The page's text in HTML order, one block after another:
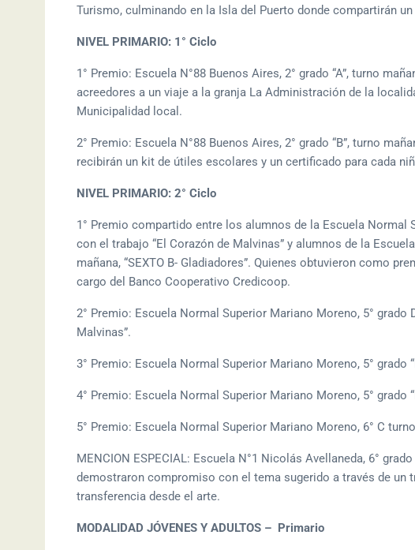
Turismo, culminando en la Isla del Puerto donde compartirán
NIVEL PRIMARIO: 1° Ciclo
1° Premio: Escuela N°88 Buenos Aires, 2° grado “A”, turno
acreedores a un viaje a la granja La Administración de la
Municipalidad local.
2° Premio: Escuela N°88 Buenos Aires, 2° grado “B”, turno
recibirán un kit de útiles escolares y un certificado para cada
NIVEL PRIMARIO: 2° Ciclo
1° Premio compartido entre los alumnos de la Escuela Normal
con el trabajo “El Corazón de Malvinas” y alumnos de la
mañana, “SEXTO B- Gladiadores”. Quienes obtuvieron como
cargo del Banco Cooperativo Credicoop.
2° Premio: Escuela Normal Superior Mariano Moreno, 5° grado
Malvinas”.
3° Premio: Escuela Normal Superior Mariano Moreno, 5° grado
4° Premio: Escuela Normal Superior Mariano Moreno, 5° grado
5° Premio: Escuela Normal Superior Mariano Moreno, 6° C
MENCION ESPECIAL: Escuela N°1 Nicolás Avellaneda, 6° grado
demostraron compromiso con el tema sugerido a través de un
transferencia desde el arte.
MODALIDAD JÓVENES Y ADULTOS – Primario